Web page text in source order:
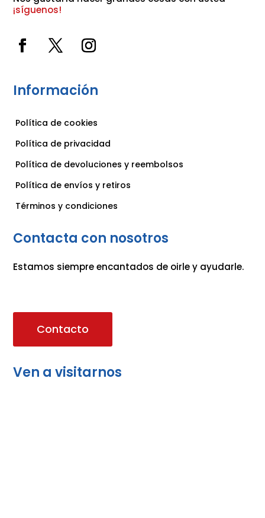
¡síguenos!
Información
Política de cookies
Política de privacidad
Política de devoluciones y reembolsos
Política de envíos y retiros
Términos y condiciones
Contacta con nosotros
Estamos siempre encantados de oirle y ayudarle.
Contacto
Ven a visitarnos